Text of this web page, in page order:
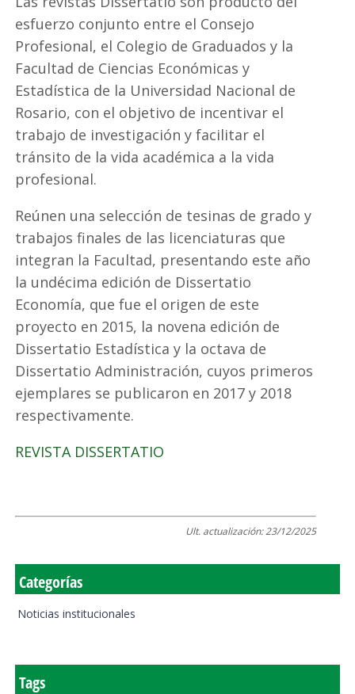
esfuerzo conjunto entre el Consejo
Profesional, el Colegio de Graduados y la
Facultad de Ciencias Económicas y
Estadística de la Universidad Nacional de
Rosario, con el objetivo de incentivar el
trabajo de investigación y facilitar el
tránsito de la vida académica a la vida
profesional.
Reúnen una selección de tesinas de grado y
trabajos finales de las licenciaturas que
integran la Facultad, presentando este año
la undécima edición de Dissertatio
Economía, que fue el origen de este
proyecto en 2015, la novena edición de
Dissertatio Estadística y la octava de
Dissertatio Administración, cuyos primeros
ejemplares se publicaron en 2017 y 2018
respectivamente.
REVISTA DISSERTATIO
Ult. actualización:23/12/2025
Categorías
Noticias institucionales
Tags